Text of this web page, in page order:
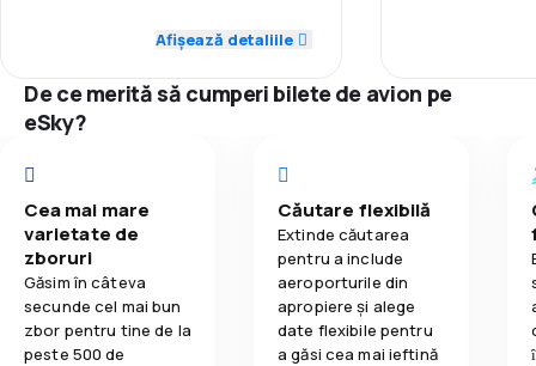
Prețul biletelor
5,0
Transportul bagajelor 5,0
Mâncare 5,0
Afișează detaliile
decesul unui
siguranță nu o
bilete de avion
aceasta
bine venim cu
Rețeaua de
Confort în
Transportul
De ce merită să cumperi bilete de avion pe
eSky?
Cea mai mare
varietate de
zboruri
Găsim în câteva
secunde cel mai bun
zbor pentru tine de la
peste 500 de
Căutare flexibilă
Extinde căutarea
pentru a include
aeroporturile din
apropiere și alege
date flexibile pentru
a găsi cea mai ieftină